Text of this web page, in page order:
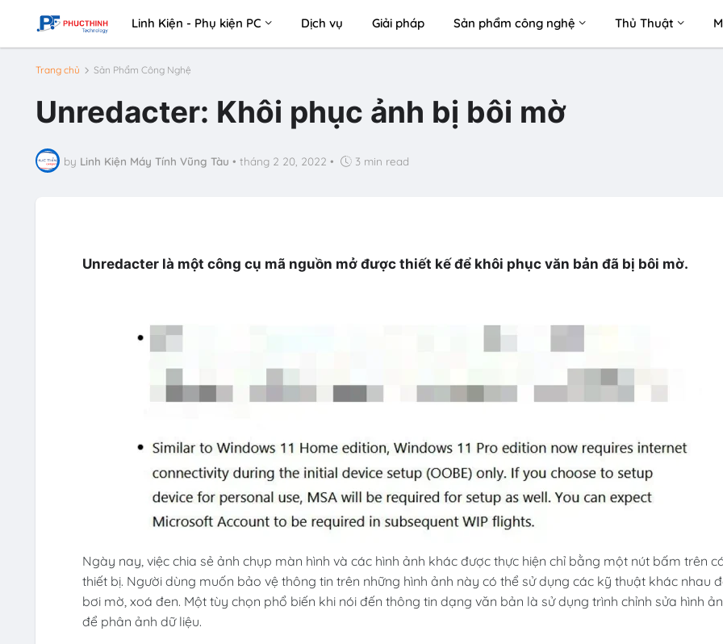
Linh Kiện - Phụ kiện PC Dịch vụ Giải pháp Sản phẩm công nghệ Thủ Thuật
Trang chủ Sản Phẩm Công Nghệ
Unredacter: Khôi phục ảnh bị bôi mờ
by Linh Kiện Máy Tính Vũng Tàu • tháng 2 20, 2022 • 3 min read
Unredacter là một công cụ mã nguồn mở được thiết kế để khôi phục văn bản đã bị bôi mờ.
Ngày nay, việc chia sẻ ảnh chụp màn hình và các hình ảnh khác được thực hiện chỉ bằng một nút bấm trên
thiết bị. Người dùng muốn bảo vệ thông tin trên những hình ảnh này có thể sử dụng các kỹ thuật khác nhau
bơi mờ, xoá đen. Một tùy chọn phổ biến khi nói đến thông tin dạng văn bản là sử dụng trình chỉnh sửa hình
để phân ảnh dữ liệu.